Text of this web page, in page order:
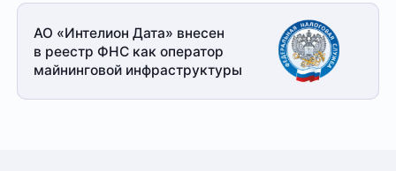
АО «Интелион Дата» внесен
в реестр ФНС как оператор
майнинговой инфраструктуры